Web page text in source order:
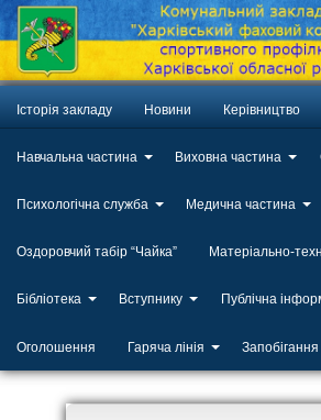
Історія закладу Новини Керівництво
Навчальна частина Виховна частина
Психологічна служба Медична частина
Оздоровчий табір “Чайка” Матеріально-
Бібліотека Вступнику Публічна
Оголошення Гаряча лінія Запобігання